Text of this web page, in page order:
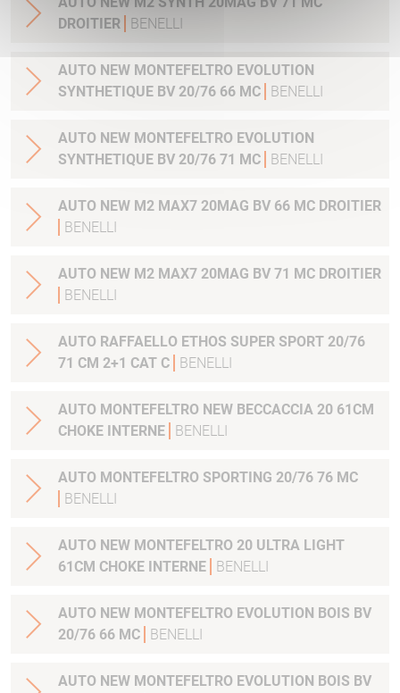
DROITIER
BENELLI
AUTO NEW MONTEFELTRO EVOLUTION
SYNTHETIQUE BV 20/76 66 MC
BENELLI
AUTO NEW MONTEFELTRO EVOLUTION
SYNTHETIQUE BV 20/76 71 MC
BENELLI
AUTO NEW M2 MAX7 20MAG BV 66 MC DROITIER
BENELLI
AUTO NEW M2 MAX7 20MAG BV 71 MC DROITIER
BENELLI
AUTO RAFFAELLO ETHOS SUPER SPORT 20/76
71 CM 2+1 CAT C
BENELLI
AUTO MONTEFELTRO NEW BECCACCIA 20 61CM
CHOKE INTERNE
BENELLI
AUTO MONTEFELTRO SPORTING 20/76 76 MC
BENELLI
AUTO NEW MONTEFELTRO 20 ULTRA LIGHT
61CM CHOKE INTERNE
BENELLI
AUTO NEW MONTEFELTRO EVOLUTION BOIS BV
20/76 66 MC
BENELLI
AUTO NEW MONTEFELTRO EVOLUTION BOIS BV